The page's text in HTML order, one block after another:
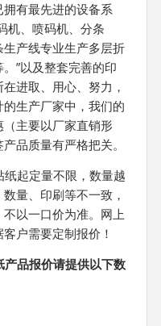
有最先进的设备系
机、喷码机、分条
产线专业生产多层折
”以及整套完善的印
进取、用心、努力，
生产厂家中，我们的
主要以厂家直销形
品质量有严格把关。
起定量不限，数量越
量、印刷等不一致，
以一口价为准。网上
户需要定制报价！
产品报价请提供以下数